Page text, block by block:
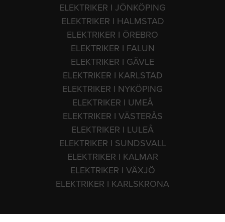
ELEKTRIKER I JÖNKÖPING
ELEKTRIKER I HALMSTAD
ELEKTRIKER I ÖREBRO
ELEKTRIKER I FALUN
ELEKTRIKER I GÄVLE
ELEKTRIKER I KARLSTAD
ELEKTRIKER I NYKÖPING
ELEKTRIKER I UMEÅ
ELEKTRIKER I VÄSTERÅS
ELEKTRIKER I LULEÅ
ELEKTRIKER I SUNDSVALL
ELEKTRIKER I KALMAR
ELEKTRIKER I VÄXJÖ
ELEKTRIKER I KARLSKRONA